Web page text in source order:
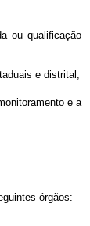
ou qualificação
e distrital;
e a
órgãos: